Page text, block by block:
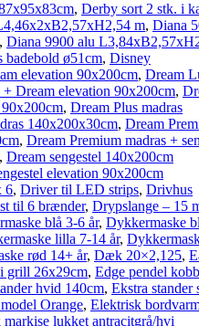
, Derby sort 2 stk. i
m, Diana
, Diana 9900 alu
badebold ø51cm, Disney
elevation 90x200cm, Dream
Dream elevation 90x200cm,
, Dream Plus madras
140x200x30cm, Dream
, Dream Premium madras +
, Dream sengestel 140x200cm
elevation 90x200cm
6, Driver til LED strips, Drivhus
til 6 brænder, Drypslange – 15
blå 3-6 år, Dykkermaske
lilla 7-14 år,
rød 14+ år, Dæk 20×2,125,
grill 26x29cm, Edge pendel
hvid 140cm, Ekstra stander
Orange, Elektrisk
lukket antracitgrå/hvi